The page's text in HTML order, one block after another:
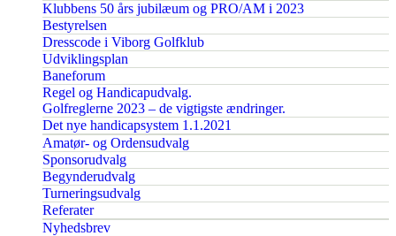
Klubbens 50 års jubilæum og PRO/AM i 2023
Bestyrelsen
Dresscode i Viborg Golfklub
Udviklingsplan
Baneforum
Regel og Handicapudvalg.
Golfreglerne 2023 – de vigtigste ændringer.
Det nye handicapsystem 1.1.2021
Amatør- og Ordensudvalg
Sponsorudvalg
Begynderudvalg
Turneringsudvalg
Referater
Nyhedsbrev